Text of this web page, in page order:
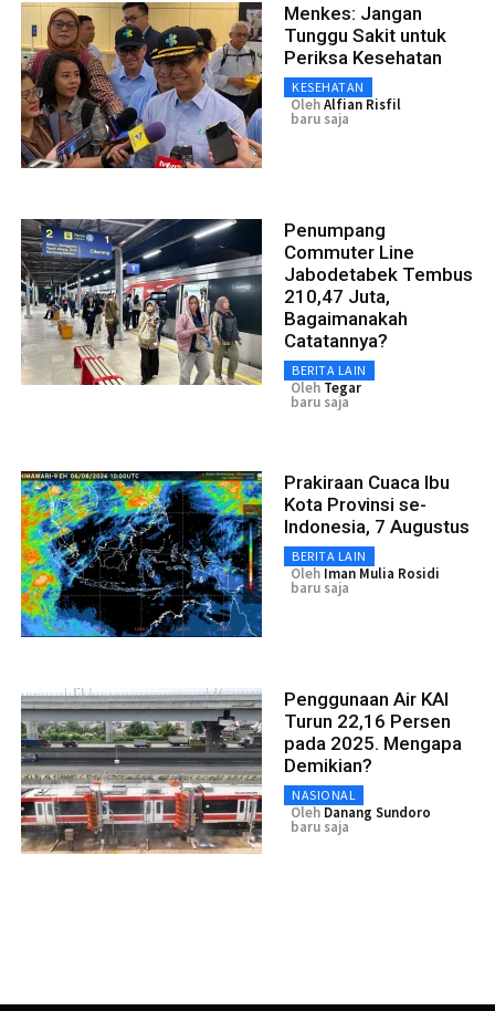
Menkes: Jangan
Tunggu Sakit untuk
Periksa Kesehatan
KESEHATAN
OlehAlfian Risfil
baru saja
Penumpang
Commuter Line
Jabodetabek Tembus
210,47 Juta,
Bagaimanakah
Catatannya?
BERITA LAIN
Oleh Tegar
baru saja
Prakiraan Cuaca Ibu
Kota Provinsi se-
Indonesia, 7 Augustus
BERITA LAIN
Oleh Iman Mulia Rosidi
baru saja
Penggunaan Air KAI
Turun 22,16 Persen
pada 2025. Mengapa
Demikian?
NASIONAL
Oleh Danang Sundoro
baru saja